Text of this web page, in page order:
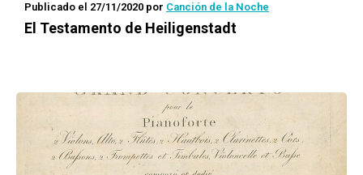
Publicado el 27/11/2020 por Canción de la Noche
El Testamento de Heiligenstadt